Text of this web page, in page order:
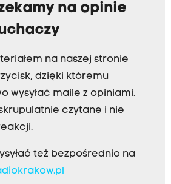
na opinie
na naszej stronie
dzięki któremu
wysyłać maile z opiniami.
czytane i nie
też bezpośrednio na